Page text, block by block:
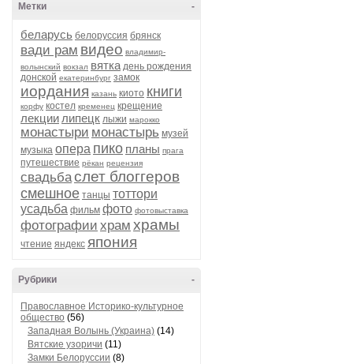
-
Метки
беларусь белоруссия брянск
вади рам видео владимир-
волынский вокзал вятка день рождения
донской екатеринбург замок
иордания казань киото книги
корфу костел кременец крещение
лекции липецк лыжи марокко
монастыри монастырь музей
музыка опера пико планы прага
путешествие рёкан рецензия
свадьбаслет блоггеров
смешное танцы тоттори
усадьба фильм фото фотовыставка
фотографии храм храмы
чтение яндекс япония
-
Рубрики
Православное Историко-культурное
общество (56)
Западная Волынь (Украина) (14)
Вятские узоричи (11)
Замки Белоруссии (8)